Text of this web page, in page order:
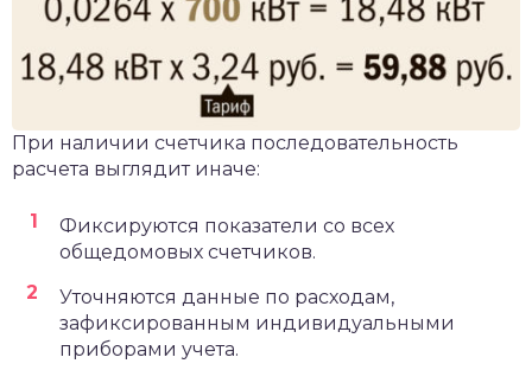
При наличии счетчика последовательность
расчета выглядит иначе:
Фиксируются показатели со всех
общедомовых счетчиков.
Уточняются данные по расходам,
зафиксированным индивидуальными
приборами учета.